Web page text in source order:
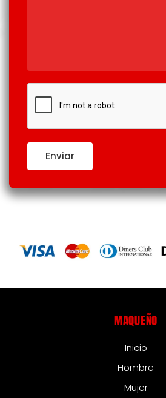
Enviar
MAQUEÑO
Inicio
Hombre
Mujer